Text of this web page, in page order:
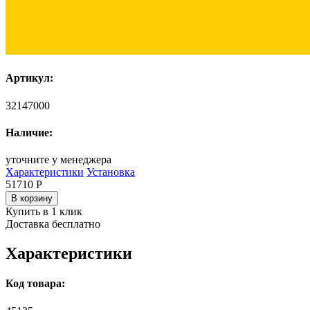
Артикул:
32147000
Наличие:
уточните у менеджера
Характеристики Установка
51710 Р
В корзину
Купить в 1 клик
Доставка бесплатно
Характеристики
Код товара: